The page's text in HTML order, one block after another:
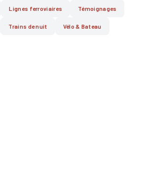
Lignes ferroviaires Témoignages
Trains de nuit Vélo & Bateau